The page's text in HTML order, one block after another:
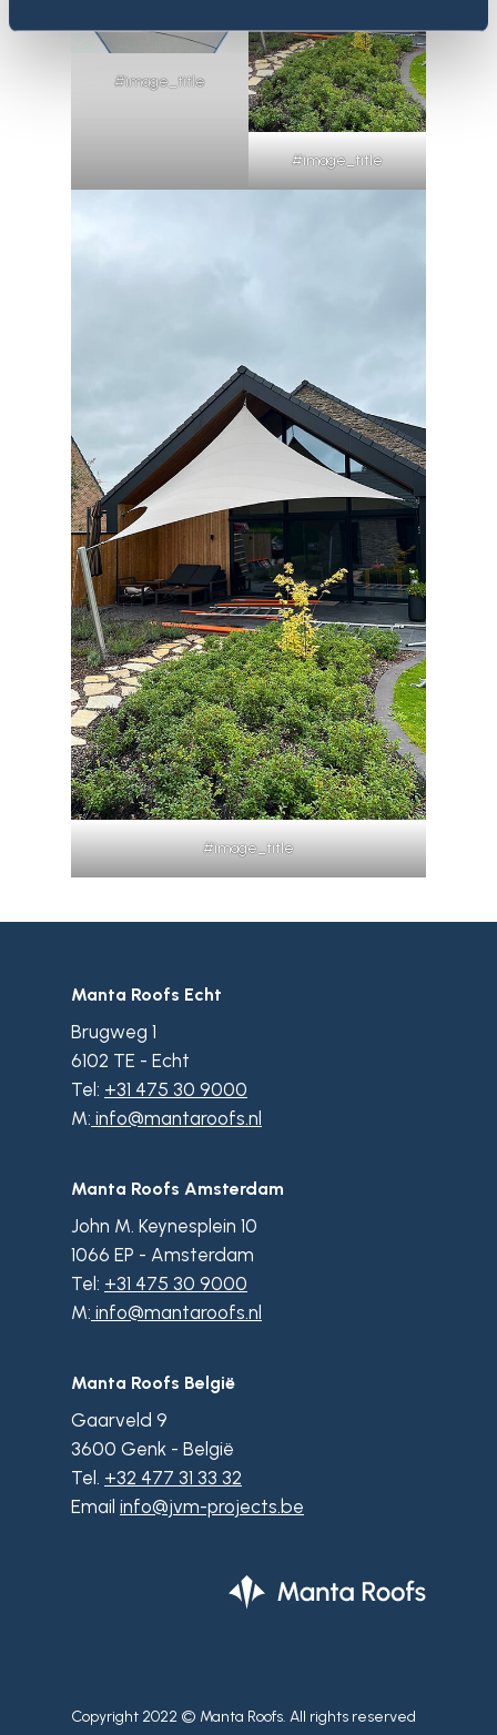
#image_title
#image_title
#image_title
Manta Roofs Echt
Brugweg 1
6102 TE - Echt
Tel: +31 475 30 9000
M: info@mantaroofs.nl
Manta Roofs Amsterdam
John M. Keynesplein 10
1066 EP - Amsterdam
Tel: +31 475 30 9000
M: info@mantaroofs.nl
Manta Roofs België
Gaarveld 9
3600 Genk - België
Tel. +32 477 31 33 32
Email info@jvm-projects.be
Copyright 2022 © Manta Roofs. All rights reserved